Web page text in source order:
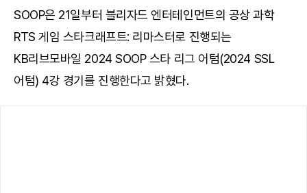
SOOP은 21일부터 블리자드 엔터테인먼트의 공상 과학
RTS 게임 스타크래프트: 리마스터로 진행되는
KB리브모바일 2024 SOOP 스타 리그 어텀(2024 SSL
어텀) 4강 경기를 진행한다고 밝혔다.